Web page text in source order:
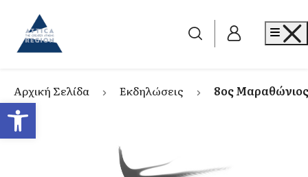
Ανοίξτε τη γραμμή εργαλείων
Go to home
Αρχική Σελίδα Εκδηλώσεις 8ος